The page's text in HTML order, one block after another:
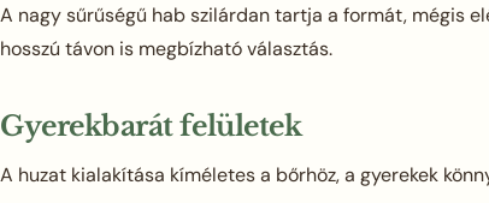
A nagy sűrűségű hab szilárdan tartja a formát, mégis
hosszú távon is megbízható választás.
Gyerekbarát felületek
A huzat kialakítása kíméletes a bőrhöz, a gyerekek